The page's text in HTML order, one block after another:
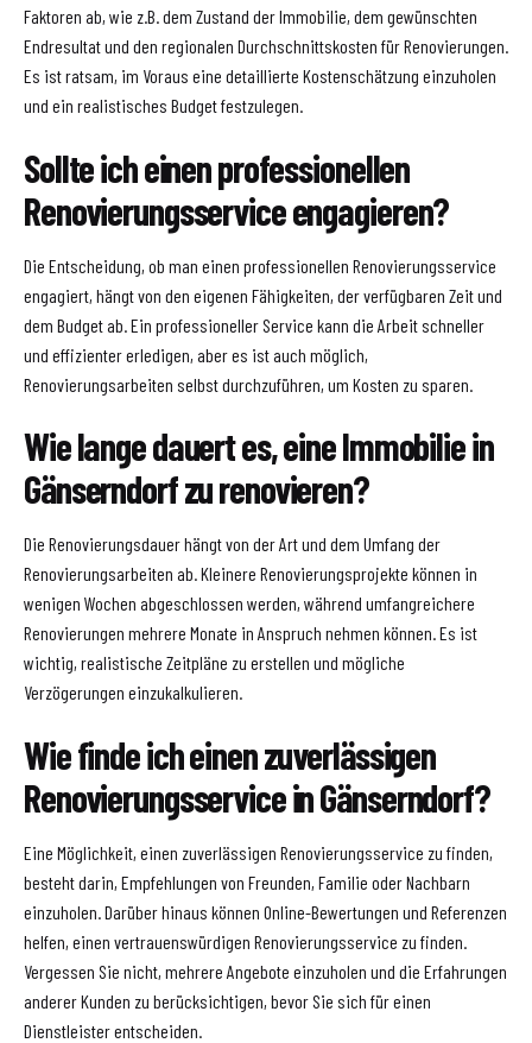
Faktoren ab, wie z.B. dem Zustand der Immobilie, dem gewünschten
Endresultat und den regionalen Durchschnittskosten für Renovierungen.
Es ist ratsam, im Voraus eine detaillierte Kostenschätzung einzuholen
und ein realistisches Budget festzulegen.
Sollte ich einen professionellen
Renovierungsservice engagieren?
Die Entscheidung, ob man einen professionellen Renovierungsservice
engagiert, hängt von den eigenen Fähigkeiten, der verfügbaren Zeit und
dem Budget ab. Ein professioneller Service kann die Arbeit schneller
und effizienter erledigen, aber es ist auch möglich,
Renovierungsarbeiten selbst durchzuführen, um Kosten zu sparen.
Wie lange dauert es, eine Immobilie in
Gänserndorf zu renovieren?
Die Renovierungsdauer hängt von der Art und dem Umfang der
Renovierungsarbeiten ab. Kleinere Renovierungsprojekte können in
wenigen Wochen abgeschlossen werden, während umfangreichere
Renovierungen mehrere Monate in Anspruch nehmen können. Es ist
wichtig, realistische Zeitpläne zu erstellen und mögliche
Verzögerungen einzukalkulieren.
Wie finde ich einen zuverlässigen
Renovierungsservice in Gänserndorf?
Eine Möglichkeit, einen zuverlässigen Renovierungsservice zu finden,
besteht darin, Empfehlungen von Freunden, Familie oder Nachbarn
einzuholen. Darüber hinaus können Online-Bewertungen und Referenzen
helfen, einen vertrauenswürdigen Renovierungsservice zu finden.
Vergessen Sie nicht, mehrere Angebote einzuholen und die Erfahrungen
anderer Kunden zu berücksichtigen, bevor Sie sich für einen
Dienstleister entscheiden.